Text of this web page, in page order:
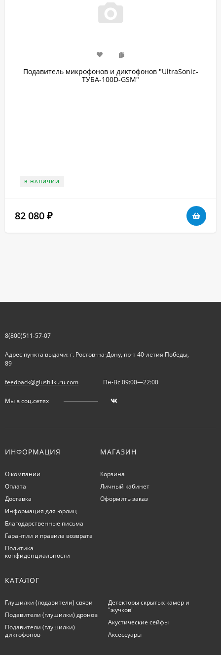
Подавитель микрофонов и диктофонов "UltraSonic-
ТУБА-100D-GSM"
В НАЛИЧИИ
82 080 ₽
8(800)511-57-07
Адрес пункта выдачи: г. Ростов-на-Дону, пр-т 40-летия Победы,
89
feedback@glushilki.ru.com Пн-Вс 09:00—22:00
Мы в соц.сетях
ИНФОРМАЦИЯ
О компании
Оплата
Доставка
Информация для юрлиц
Благодарственные письма
Гарантии и правила возврата
Политика
конфиденциальности
МАГАЗИН
Корзина
Личный кабинет
Оформить заказ
КАТАЛОГ
Глушилки (подавители) связи
Подавители (глушилки) дронов
Подавители (глушилки)
диктофонов
Детекторы скрытых камер и
"жучков"
Акустические сейфы
Аксессуары